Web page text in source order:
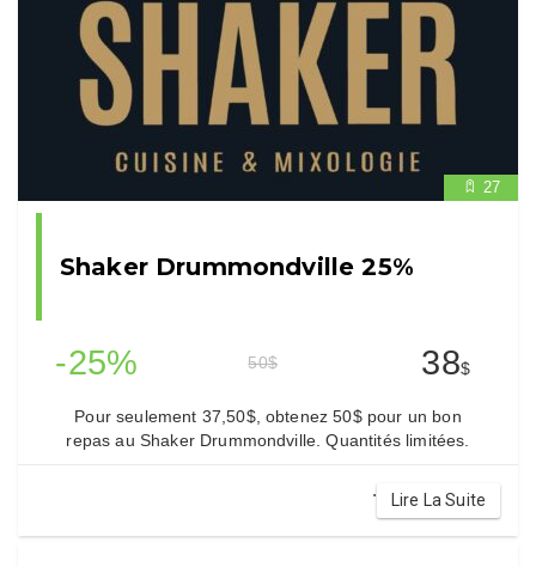
27
Shaker Drummondville 25%
-25% 50$ 38$
Pour seulement 37,50$, obtenez 50$ pour un bon
repas au Shaker Drummondville. Quantités limitées.
. Lire La Suite